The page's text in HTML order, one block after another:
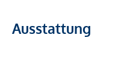
Ausstattung